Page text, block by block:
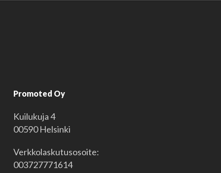
Promoted Oy
Kuilukuja 4
00590 Helsinki
Verkkolaskutusosoite:
003727771614